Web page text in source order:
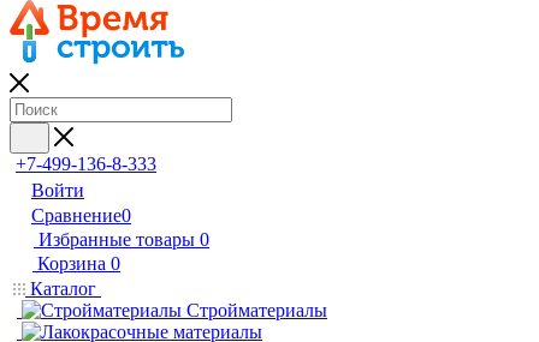
+7-499-136-8-333
Войти
Сравнение0
Избранные товары 0
Корзина 0
Каталог
Стройматериалы